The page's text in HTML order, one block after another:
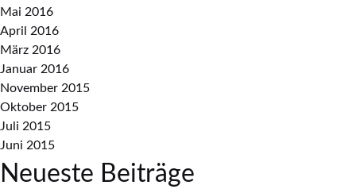
Mai 2016
April 2016
März 2016
Januar 2016
November 2015
Oktober 2015
Juli 2015
Juni 2015
Neueste Beiträge